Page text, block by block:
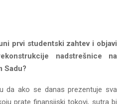
prvi studentski zahtev i objavi
nadstrešnice na
Sadu?
da ako se danas prezentuje sva
prate finansijski tokovi, sutra bi